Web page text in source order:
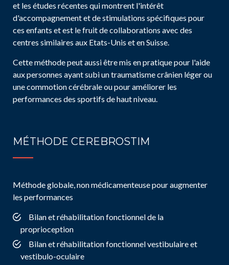
et les études récentes qui montrent l'intérêt
d'accompagnement et de stimulations spécifiques pour
ces enfants et est le fruit de collaborations avec des
centres similaires aux Etats-Unis et en Suisse.
Cette méthode peut aussi être mis en pratique pour l'aide
aux personnes ayant subi un traumatisme crânien léger ou
une commotion cérébrale ou pour améliorer les
performances des sportifs de haut niveau.
MÉTHODE CEREBROSTIM
Méthode globale, non médicamenteuse pour augmenter
les performances
Bilan et réhabilitation fonctionnel de la
proprioception
Bilan et réhabilitation fonctionnel vestibulaire et
vestibulo-oculaire